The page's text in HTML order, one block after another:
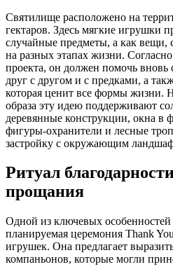
Святилище расположено на
гектаров. Здесь мягкие игрушки
случайные предметы, а как вещи,
на разных этапах жизни.
проекта, он должен помочь вновь
друг с другом и с предками, а
которая ценит все формы жизни.
образа эту идею поддерживают
деревянные конструкции, окна в
фигуры-охранители и лесные
застройку с окружающим
Ритуал
прощания
Одной из ключевых особенностей
планируемая церемония Thank
игрушек. Она предлагает
компаньонов, которые могли